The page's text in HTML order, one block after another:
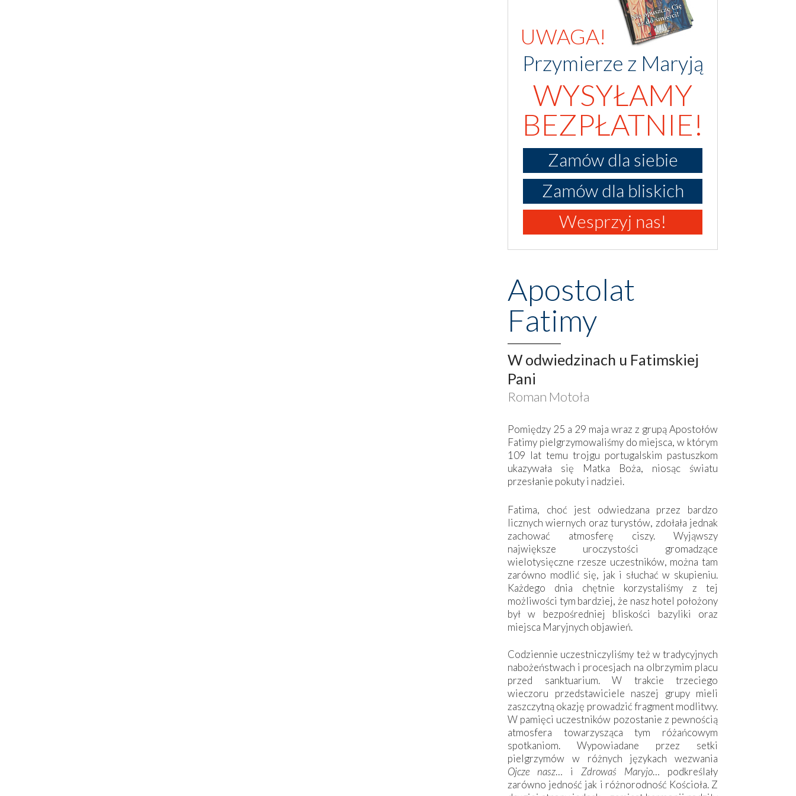
UWAGA!
Przymierze z Maryją
WYSYŁAMY
BEZPŁATNIE!
Zamów dla siebie
Zamów dla bliskich
Wesprzyj nas!
Apostolat
Fatimy
W odwiedzinach u Fatimskiej
Pani
Roman Motoła
Pomiędzy 25 a 29 maja wraz z grupą Apostołów
Fatimy pielgrzymowaliśmy do miejsca, w którym
109 lat temu trojgu portugalskim pastuszkom
ukazywała się Matka Boża, niosąc światu
przesłanie pokuty i nadziei.
Fatima, choć jest odwiedzana przez bardzo
licznych wiernych oraz turystów, zdołała jednak
zachować atmosferę ciszy. Wyjąwszy
największe uroczystości gromadzące
wielotysięczne rzesze uczestników, można tam
zarówno modlić się, jak i słuchać w skupieniu.
Każdego dnia chętnie korzystaliśmy z tej
możliwości tym bardziej, że nasz hotel położony
był w bezpośredniej bliskości bazyliki oraz
miejsca Maryjnych objawień.
Codziennie uczestniczyliśmy też w tradycyjnych
nabożeństwach i procesjach na olbrzymim placu
przed sanktuarium. W trakcie trzeciego
wieczoru przedstawiciele naszej grupy mieli
zaszczytną okazję prowadzić fragment modlitwy.
W pamięci uczestników pozostanie z pewnością
atmosfera towarzysząca tym różańcowym
spotkaniom. Wypowiadane przez setki
pielgrzymów w różnych językach wezwania
Ojcze nasz… i Zdrowaś Maryjo… podkreślały
zarówno jedność jak i różnorodność Kościoła. Z